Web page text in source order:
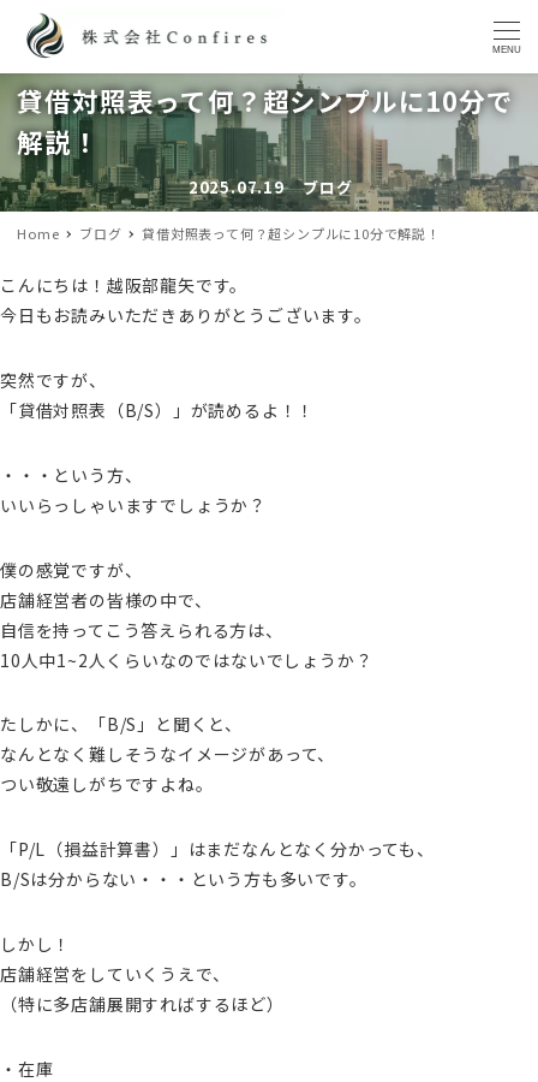
MENU
貸借対照表って何？超シンプルに10分で
解説！
投稿日
2025.07.19
カテゴリー
ブログ
Home ブログ 貸借対照表って何？超シンプルに10分で解説！
こんにちは！越阪部龍矢です。
今日もお読みいただきありがとうございます。
突然ですが、
「貸借対照表（B/S）」が読めるよ！！
・・・という方、
いいらっしゃいますでしょうか？
僕の感覚ですが、
店舗経営者の皆様の中で、
自信を持ってこう答えられる方は、
10人中1~2人くらいなのではないでしょうか？
たしかに、「B/S」と聞くと、
なんとなく難しそうなイメージがあって、
つい敬遠しがちですよね。
「P/L（損益計算書）」はまだなんとなく分かっても、
B/Sは分からない・・・という方も多いです。
しかし！
店舗経営をしていくうえで、
（特に多店舗展開すればするほど）
・在庫